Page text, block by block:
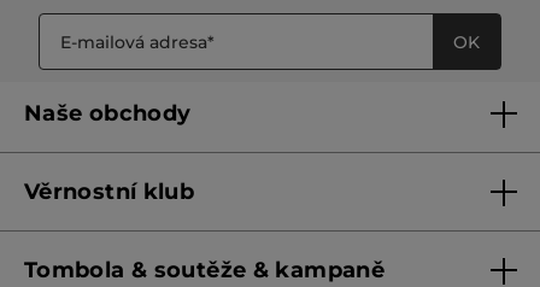
OK
Naše obchody
Franšízing
Věrnostní klub
Pravidla věrnostního klubu od 1. 6. 2026
Tombola & soutěže & kampaně